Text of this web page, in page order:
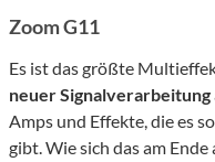
Zoom G11
Es ist das größte
neuer Signalverarbeitung
Amps und Effekte, die es
gibt. Wie sich das am